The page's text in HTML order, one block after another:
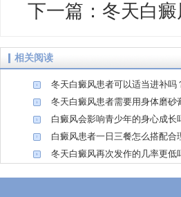
下一篇： 冬天白
相关阅读
1 冬天白癜风患者可以适当进补吗
3 冬天白癜风患者需要用身体磨砂
5 白癜风会影响青少年的身心成长
白癜风患者一日三餐怎么搭配合
9 冬天白癜风再次发作的几率更低